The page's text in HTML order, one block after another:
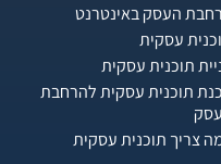
העסק באינטרנט
עסקית
תוכנית עסקית
תוכנית עסקית להרחבת
צריך תוכנית עסקית